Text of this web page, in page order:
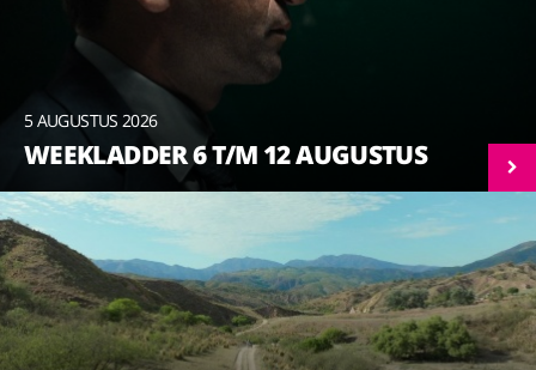
5 AUGUSTUS 2026
WEEKLADDER 6 T/M 12 AUGUSTUS